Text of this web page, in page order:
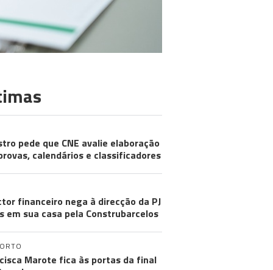
pede que CNE avalie elaboração
calendários e classificadores
financeiro nega à direcção da PJ
em sua casa pela Construbarcelos
Marote fica às portas da final